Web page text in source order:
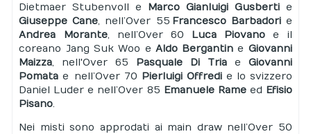
Dietmaer Stubenvoll e Marco Gianluigi Gusbertie
Giuseppe Cane, nell’Over 55 Francesco Barbadorie
Andrea Morante, nell’Over 60 Luca Piovano e il
coreano Jang Suk Woo e Aldo Bergantin e Giovanni
Maizza, nell'Over 65 Pasquale Di Triae Giovanni
Pomata e nell’Over 70 Pierluigi Offredie lo svizzero
Daniel Luder e nell’Over 85 Emanuele Rameed Efisio
Pisano.
Nei misti sono approdati ai main draw nell’Over 50